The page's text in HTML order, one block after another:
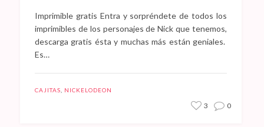
Imprimible gratis Entra y sorpréndete de todos los
imprimibles de los personajes de Nick que tenemos,
descarga gratis ésta y muchas más están geniales.
Es…
CAJITAS NICKELODEON
3 0